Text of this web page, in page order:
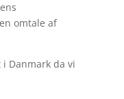
omtale af
Danmark da vi